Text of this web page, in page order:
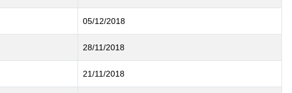
05/12/2018
28/11/2018
21/11/2018